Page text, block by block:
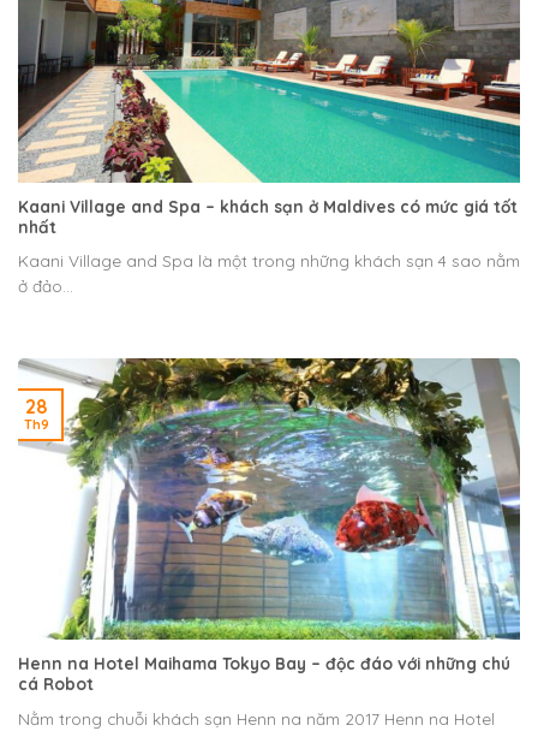
Kaani Village and Spa – khách sạn ở Maldives có mức giá tốt
nhất
Kaani Village and Spa là một trong những khách sạn 4 sao nằm
ở đảo...
Henn na Hotel Maihama Tokyo Bay – độc đáo với những chú
cá Robot
Nằm trong chuỗi khách sạn Henn na năm 2017 Henn na Hotel
28
Th9